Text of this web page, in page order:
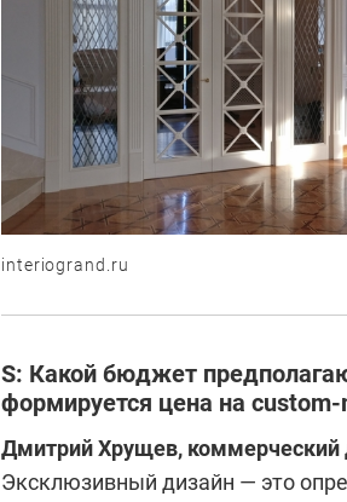
interiogrand.ru
S: Какой бюджет
формируется цена на custom-
Дмитрий Хрущев, коммерческий
Эксклюзивный дизайн — это